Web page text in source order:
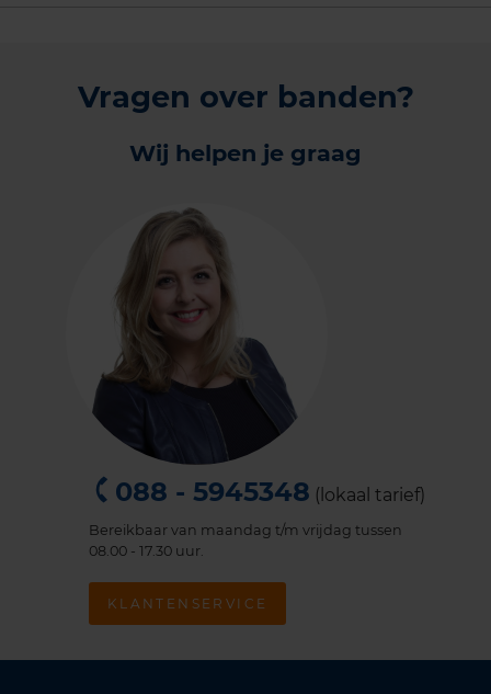
Vragen over banden?
Wij helpen je graag
088 - 5945348 (lokaal tarief)
Bereikbaar van maandag t/m vrijdag tussen
08.00 - 17.30 uur.
KLANTENSERVICE